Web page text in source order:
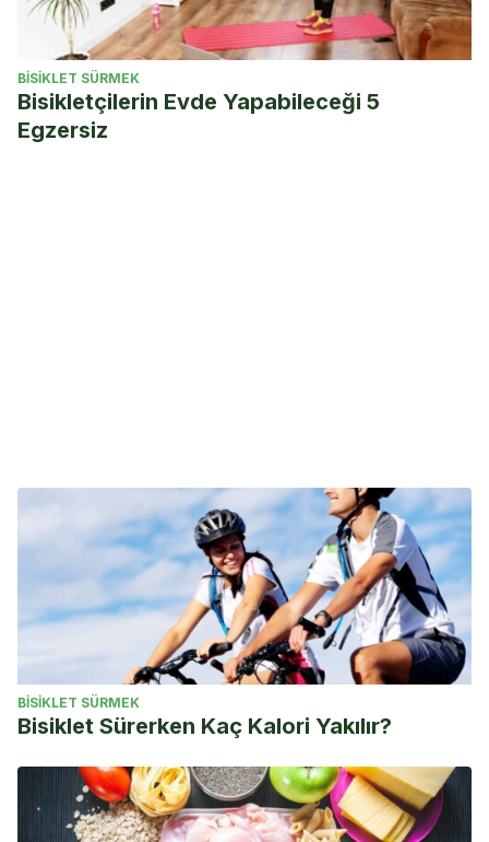
BISIKLET SÜRMEK
Bisikletçilerin Evde Yapabileceği 5
Egzersiz
BISIKLET SÜRMEK
Bisiklet Sürerken Kaç Kalori Yakılır?